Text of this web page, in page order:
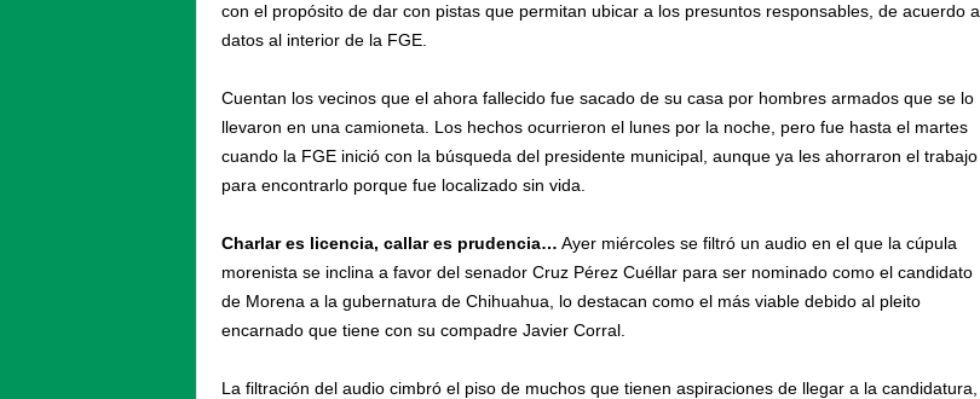
con el propósito de dar con pistas que permitan ubicar a los presuntos responsables, de acuerdo a
datos al interior de la FGE.
Cuentan los vecinos que el ahora fallecido fue sacado de su casa por hombres armados que se lo
llevaron en una camioneta. Los hechos ocurrieron el lunes por la noche, pero fue hasta el martes
cuando la FGE inició con la búsqueda del presidente municipal, aunque ya les ahorraron el trabajo
para encontrarlo porque fue localizado sin vida.
Charlar es licencia, callar es prudencia… Ayer miércoles se filtró un audio en el que la cúpula
morenista se inclina a favor del senador Cruz Pérez Cuéllar para ser nominado como el candidato
de Morena a la gubernatura de Chihuahua, lo destacan como el más viable debido al pleito
encarnado que tiene con su compadre Javier Corral.
La filtración del audio cimbró el piso de muchos que tienen aspiraciones de llegar a la candidatura,